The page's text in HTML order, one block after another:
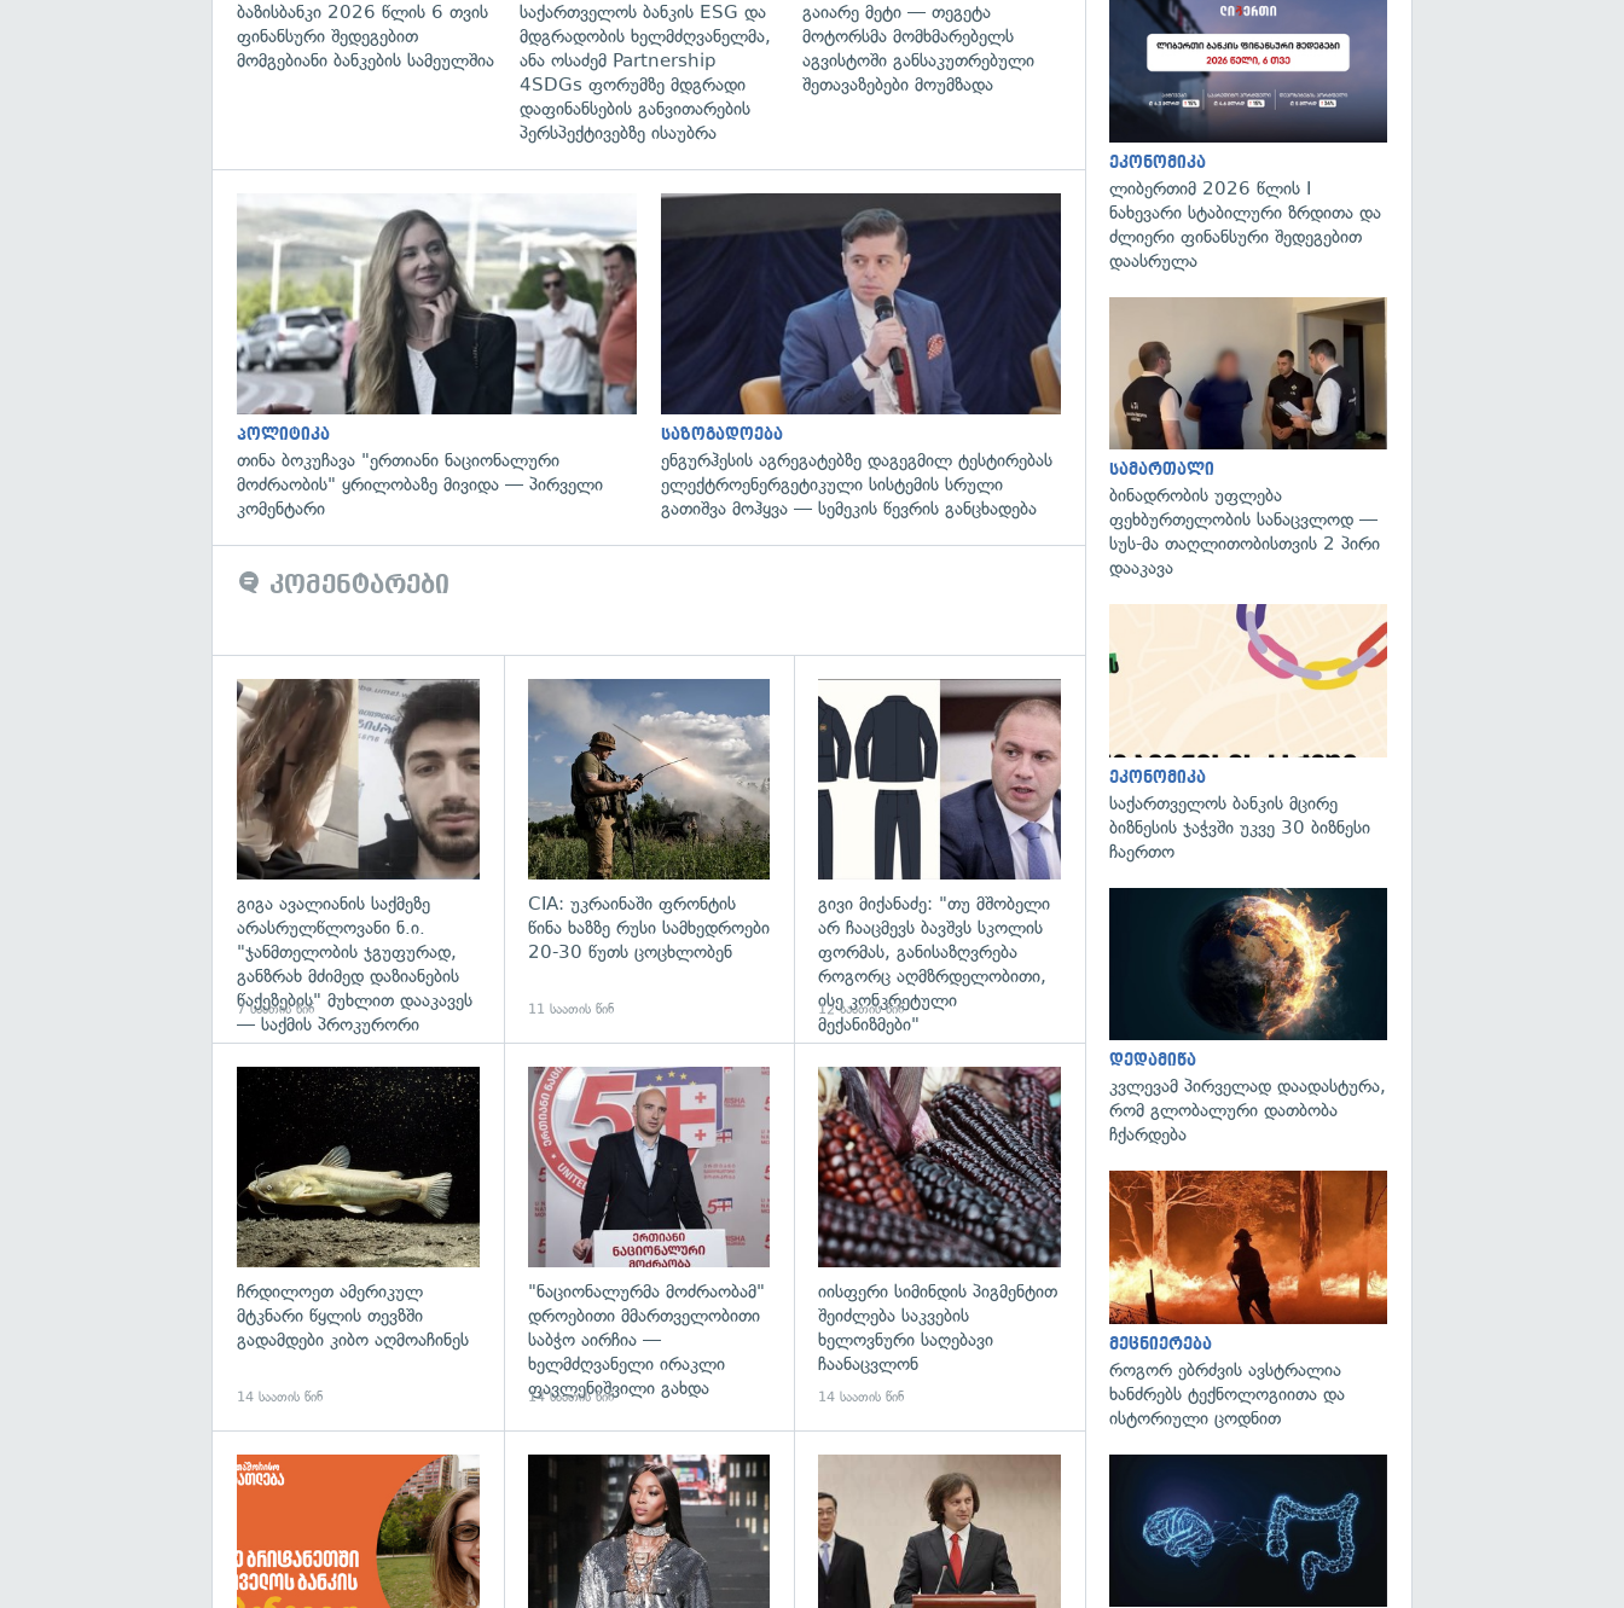
ბაზისბანკი 2026 წლის 6 თვის
ფინანსური შედეგებით
მომგებიანი ბანკების სამეულშია
საქართველოს ბანკის ESG და
მდგრადობის ხელმძღვანელმა,
ანა ოსაძემ Partnership
4SDGs ფორუმზე მდგრადი
დაფინანსების განვითარების
პერსპექტივებზე ისაუბრა
გაიარე მეტი — თეგეტა
მოტორსმა მომხმარებელს
აგვისტოში განსაკუთრებული
შეთავაზებები მოუმზადა
პოლიტიკა
თინა ბოკუჩავა "ერთიანი ნაციონალური
მოძრაობის" ყრილობაზე მივიდა — პირველი
კომენტარი
გადახედვა
საზოგადოება
ენგურჰესის აგრეგატებზე დაგეგმილ ტესტირებას
ელექტროენერგეტიკული სისტემის სრული
გათიშვა მოჰყვა — სემეკის წევრის განცხადება
კომენტარები
გადახედვა
გიგა ავალიანის საქმეზე
არასრულწლოვანი ნ.ი.
"ჯანმთელობის ჯგუფურად,
განზრახ მძიმედ დაზიანების
წაქეზების" მუხლით დააკავეს
— საქმის პროკურორი
7 საათის წინ
გადახედვა
CIA: უკრაინაში ფრონტის
წინა ხაზზე რუსი სამხედროები
20-30 წუთს ცოცხლობენ
11 საათის წინ
გივი მიქანაძე: "თუ მშობელი
არ ჩააცმევს ბავშვს სკოლის
ფორმას, განისაზღვრება
როგორც აღმზრდელობითი,
ისე კონკრეტული
მექანიზმები"
12 საათის წინ
გადახედვა
ჩრდილოეთ ამერიკულ
მტკნარი წყლის თევზში
გადამდები კიბო აღმოაჩინეს
14 საათის წინ
გადახედვა
"ნაციონალურმა მოძრაობამ"
დროებითი მმართველობითი
საბჭო აირჩია —
ხელმძღვანელი ირაკლი
ფავლენიშვილი გახდა
14 საათის წინ
გადახედვა
იისფერი სიმინდის პიგმენტით
შეიძლება საკვების
ხელოვნური საღებავი
ჩაანაცვლონ
14 საათის წინ
ეკონომიკა
ლიბერთიმ 2026 წლის I
ნახევარი სტაბილური ზრდითა და
ძლიერი ფინანსური შედეგებით
დაასრულა
სამართალი
ბინადრობის უფლება
ფეხბურთელობის სანაცვლოდ —
სუს-მა თაღლითობისთვის 2 პირი
დააკავა
ეკონომიკა
საქართველოს ბანკის მცირე
ბიზნესის ჯაჭვში უკვე 30 ბიზნესი
ჩაერთო
დედამიწა
კვლევამ პირველად დაადასტურა,
რომ გლობალური დათბობა
ჩქარდება
მეცნიერება
როგორ ებრძვის ავსტრალია
ხანძრებს ტექნოლოგიითა და
ისტორიული ცოდნით